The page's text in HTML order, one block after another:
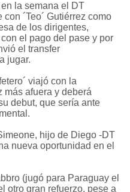
la semana el DT
´Teo´ Gutiérrez como
de los dirigentes,
el pago del pase y por
el transfer
jugar.
viajó con la
más afuera y deberá
debut, que sería ante
hijo de Diego -DT
nueva oportunidad en el
(jugó para Paraguay el
otro gran refuerzo, pese a